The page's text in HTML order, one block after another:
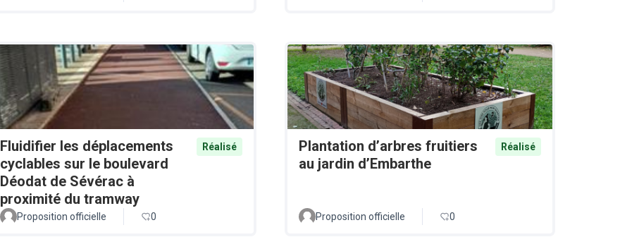
Fluidifier les déplacements
cyclables sur le boulevard
Déodat de Sévérac à
proximité du tramway
Réalisé
Proposition officielle 0
Plantation d’arbres fruitiers
au jardin d’Embarthe
Réalisé
Proposition officielle 0